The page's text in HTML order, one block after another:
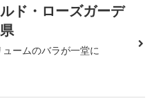
ド・ローズガーデ
ームのバラが一堂に